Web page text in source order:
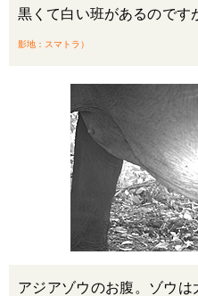
黒くて白い班があるのです
影地：スマトラ）
アジアゾウのお腹。ゾウ